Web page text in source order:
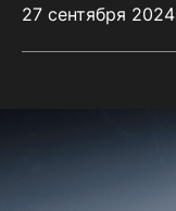
27 сентября 2024